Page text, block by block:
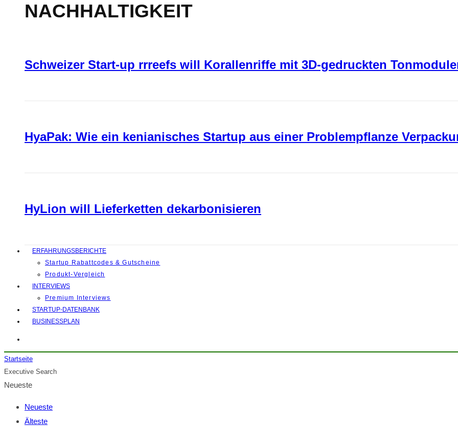
NACHHALTIGKEIT
Schweizer Start-up rrreefs will Korallenriffe mit 3D-gedruckten
HyaPak: Wie ein kenianisches Startup aus einer Problempflanze
HyLion will Lieferketten dekarbonisieren
ERFAHRUNGSBERICHTE
Startup Rabattcodes & Gutscheine
Produkt-Vergleich
INTERVIEWS
Premium Interviews
STARTUP-DATENBANK
BUSINESSPLAN
Startseite
Executive Search
Neueste
Neueste
Älteste